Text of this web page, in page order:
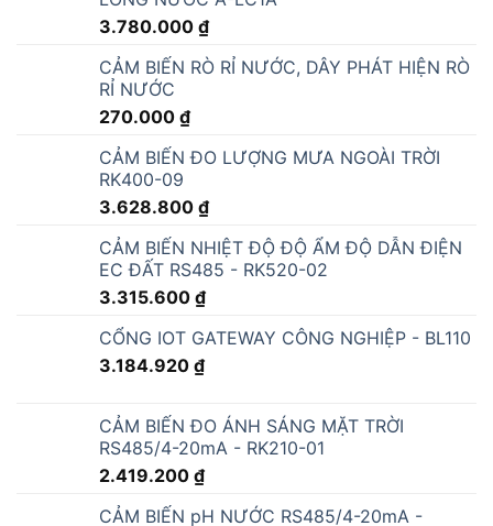
CẢM BIẾN RÒ RỈ NƯỚC, DÂY PHÁT HIỆN RÒ
RỈ NƯỚC
270.000₫
CẢM BIẾN ĐO LƯỢNG MƯA NGOÀI TRỜI
RK400-09
3.628.800₫
CẢM BIẾN NHIỆT ĐỘ ĐỘ ẨM ĐỘ DẪN ĐIỆN
EC ĐẤT RS485 - RK520-02
3.315.600₫
CỔNG IOT GATEWAY CÔNG NGHIỆP - BL110
3.184.920 ₫
CẢM BIẾN ĐO ÁNH SÁNG MẶT TRỜI
2.419.200₫
CẢM BIẾN pH NƯỚC RS485/4-20mA -
RK500-12